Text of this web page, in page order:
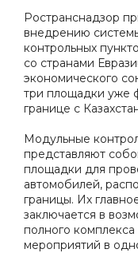
Ространснадзор
внедрению
контрольных
со странами
экономического
три площадки уже
границе с
Модульные
представляют
площадки для
автомобилей,
границы. Их
заключается в
полного
мероприятий в